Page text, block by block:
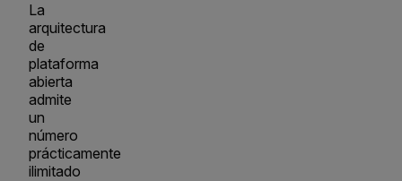
La
arquitectura
de
plataforma
abierta
admite
un
número
prácticamente
ilimitado